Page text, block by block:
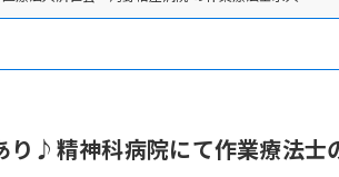
り♪精神科病院にて作業療法士